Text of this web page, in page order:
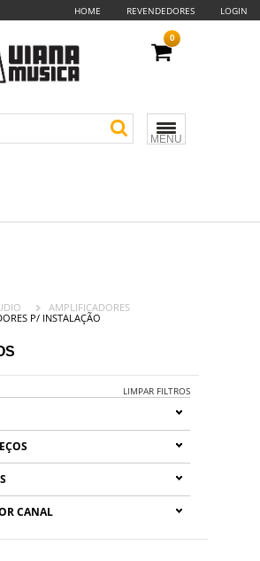
HOME REVENDEDORES LOGIN
MENU
0
AMPLIFICADORES
P/ INSTALAÇÃO
LIMPAR FILTROS
CANAL